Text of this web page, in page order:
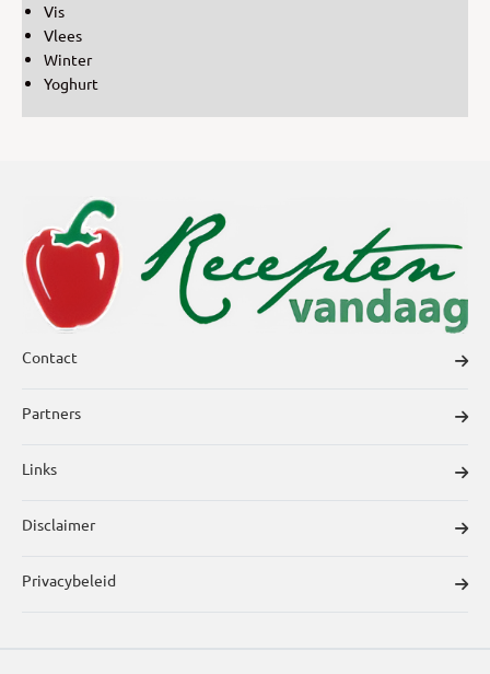
Vis
Vlees
Winter
Yoghurt
Contact
Partners
Links
Disclaimer
Privacybeleid